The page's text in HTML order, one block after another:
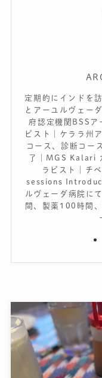
定期的にインドを
とアーユルヴェー
府認定機関BSSア
ピスト｜ケララ州
コース、診断コー
了｜MGS Kalari
ラピスト｜チ
sessions
ルヴェーダ病院に
間、製薬100時間